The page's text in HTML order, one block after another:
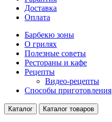
Доставка
Оплата
Барбекю зоны
О грилях
Полезные советы
Рестораны и кафе
Рецепты
Видео-рецепты
Способы приготовления
Каталог Каталог товаров